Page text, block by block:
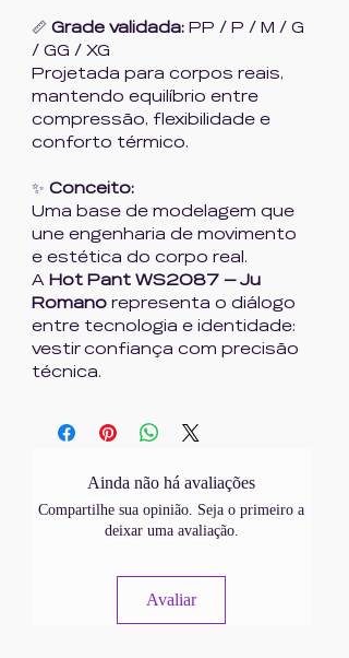
📏 Grade validada: PP / P / M / G
/ GG / XG
Projetada para corpos reais,
mantendo equilíbrio entre
compressão, flexibilidade e
conforto térmico.
✨ Conceito:
Uma base de modelagem que
une engenharia de movimento
e estética do corpo real.
A Hot Pant WS2087 — Ju
Romano representa o diálogo
entre tecnologia e identidade:
vestir confiança com precisão
técnica.
Ainda não há avaliações
Compartilhe sua opinião. Seja o primeiro a
deixar uma avaliação.
Avaliar